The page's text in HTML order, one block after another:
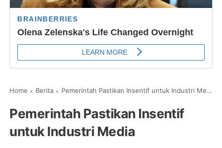
Home Berita Pemerintah Pastikan Insentif untuk Industri Media
Pemerintah Pastikan Insentif
untuk Industri Media